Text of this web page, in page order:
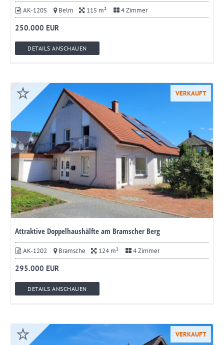
AK-1205 Belm 115 m² 4 Zimmer
250.000 EUR
DETAILS ANSCHAUEN
VERKAUFT
Attraktive Doppelhaushälfte am Bramscher Berg
AK-1202 Bramsche 124 m² 4 Zimmer
295.000 EUR
DETAILS ANSCHAUEN
VERKAUFT